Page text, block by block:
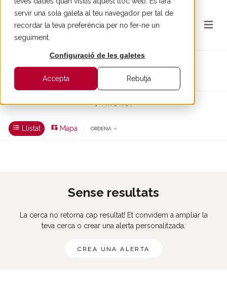
servir una sola galeta al teu navegador per tal de
recordar la teva preferència per no fer-ne un
seguiment.
Configuració de les galetes
Accepta Rebutja
Terra en venda a Girona
COMPRAR > GIRONA > TERRA
0 ANUNCI
Llistat Mapa ORDENA
Sense resultats
La cerca no retorna cap resultat! Et convidem a ampliar la
teva cerca o crear una alerta personalitzada.
CREA UNA ALERTA